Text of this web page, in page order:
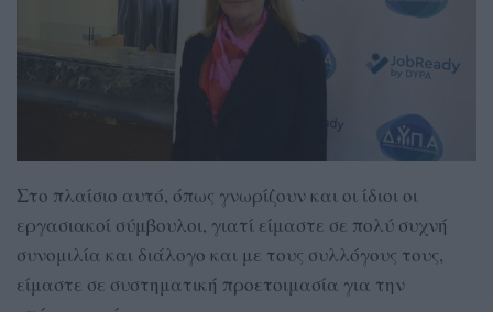
Στο πλαίσιο αυτό, όπως γνωρίζουν και οι ίδιοι οι
εργασιακοί σύμβουλοι, γιατί είμαστε σε πολύ συχνή
συνομιλία και διάλογο και με τους συλλόγους τους,
είμαστε σε συστηματική προετοιμασία για την